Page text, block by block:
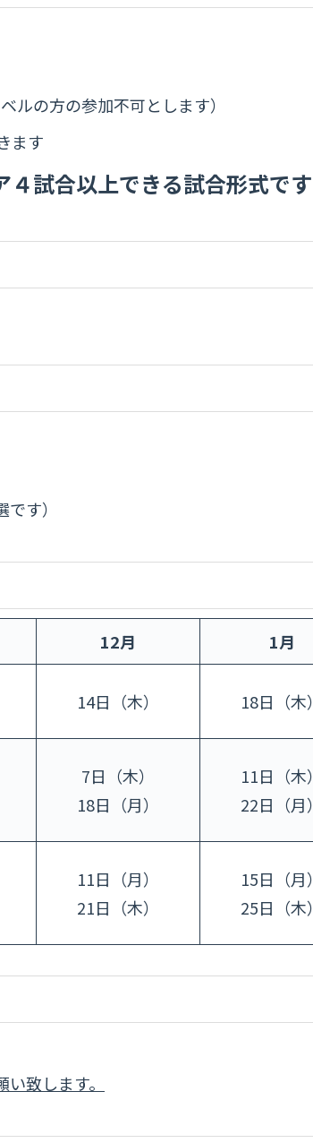
の方の参加不可とします）
ます
試合以上できる試合形式です
す）
12月 1月
14日（木） 18日（木）
7日（木）
18日（月）
11日（木）
22日（月）
11日（月）
21日（木）
15日（月）
25日（木）
致します。